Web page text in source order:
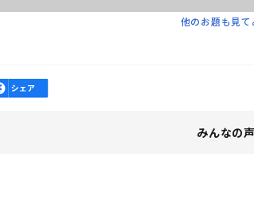
他のお題も見て
みんなの声